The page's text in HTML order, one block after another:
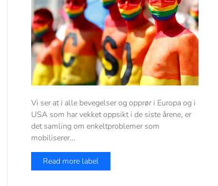
Vi ser at i alle bevegelser og opprør i Europa og i
USA som har vekket oppsikt i de siste årene, er
det samling om enkeltproblemer som
mobiliserer...
Read more label